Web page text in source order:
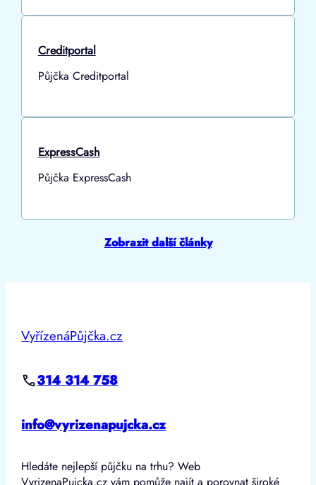
Creditportal
Půjčka Creditportal
ExpressCash
Půjčka ExpressCash
Zobrazit další články
VyřízenáPůjčka.cz
314 314 758
info@vyrizenapujcka.cz
Hledáte nejlepší půjčku na trhu? Web